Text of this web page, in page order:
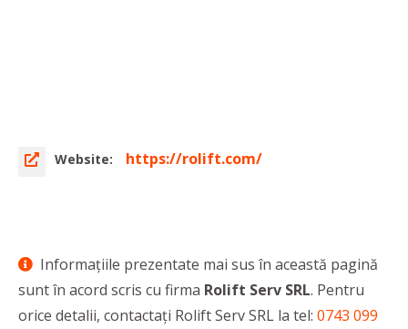
Website: https://rolift.com/
Informaţiile prezentate mai sus în această pagină
sunt în acord scris cu firma Rolift Serv SRL. Pentru
orice detalii, contactaţi Rolift Serv SRL la tel: 0743 099